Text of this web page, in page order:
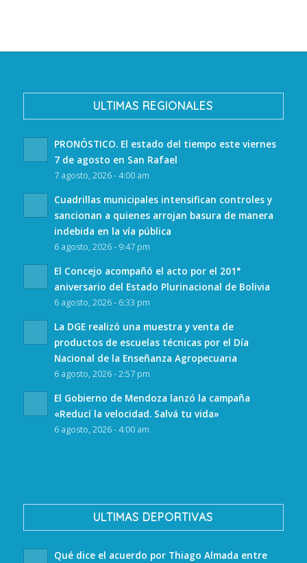
ULTIMAS REGIONALES
PRONÓSTICO. El estado del tiempo este viernes
7 de agosto en San Rafael
7 agosto, 2026 - 4:00 am
Cuadrillas municipales intensifican controles y
sancionan a quienes arrojan basura de manera
indebida en la vía pública
6 agosto, 2026 - 9:47 pm
El Concejo acompañó el acto por el 201°
aniversario del Estado Plurinacional de Bolivia
6 agosto, 2026 - 6:33 pm
La DGE realizó una muestra y venta de
productos de escuelas técnicas por el Día
Nacional de la Enseñanza Agropecuaria
6 agosto, 2026 - 2:57 pm
El Gobierno de Mendoza lanzó la campaña
«Reducí la velocidad. Salvá tu vida»
6 agosto, 2026 - 4:00 am
ULTIMAS DEPORTIVAS
Qué dice el acuerdo por Thiago Almada entre